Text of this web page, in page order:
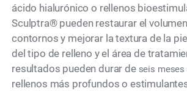
ácido hialurónico o rellenos
Sculptra® pueden restaurar el
contornos y mejorar la textura de la
del tipo de relleno y el área de
resultados pueden durar de seis meses
rellenos más profundos o